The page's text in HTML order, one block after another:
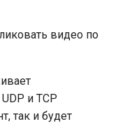
видео по
и TCP
так и будет